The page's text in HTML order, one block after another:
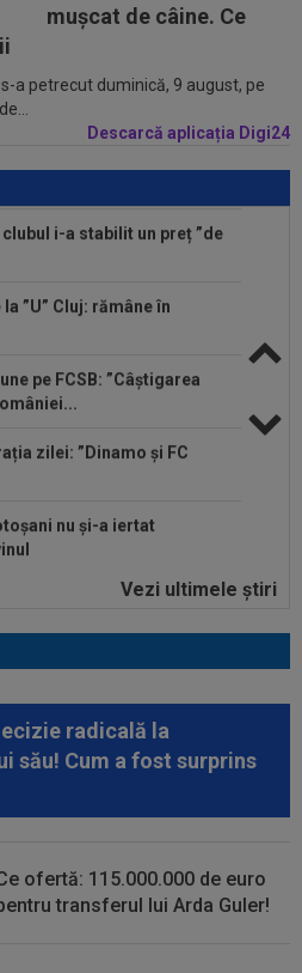
muşcat de câine. Ce
a petrecut duminică, 9 august, pe
Descarcă aplicația Digi24
”stop”! Decizia radicală
moartea...
fost cedat de Barcelona
superb
i-a stabilit un preț ”de
la ”U” Cluj: rămâne în
pe FCSB: ”Câștigarea
zilei: ”Dinamo și FC
nu și-a iertat
”stop”! Decizia radicală
cedat de Barcelona
Sepsi - FCSB 0-0. Cisotti
superb
i-a stabilit un preț ”de
la ”U” Cluj: rămâne în
Vezi ultimele ştiri
radicală la
său! Cum a fost surprins
ofertă: 115.000.000 de euro
transferul lui Arda Guler!